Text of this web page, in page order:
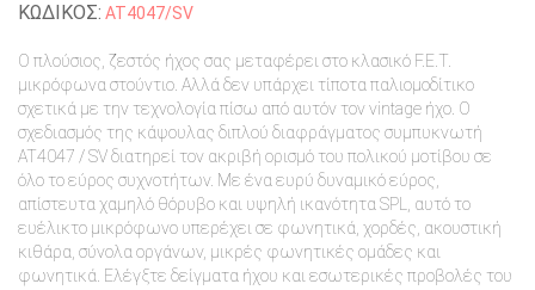
ΚΩΔΙΚΟΣ: AT4047/SV
Ο πλούσιος, ζεστός ήχος σας μεταφέρει στο κλασικό F.E.T.
μικρόφωνα στούντιο. Αλλά δεν υπάρχει τίποτα παλιομοδίτικο
σχετικά με την τεχνολογία πίσω από αυτόν τον vintage ήχο. Ο
σχεδιασμός της κάψουλας διπλού διαφράγματος συμπυκνωτή
AT4047 / SV διατηρεί τον ακριβή ορισμό του πολικού μοτίβου σε
όλο το εύρος συχνοτήτων. Με ένα ευρύ δυναμικό εύρος,
απίστευτα χαμηλό θόρυβο και υψηλή ικανότητα SPL, αυτό το
ευέλικτο μικρόφωνο υπερέχει σε φωνητικά, χορδές, ακουστική
κιθάρα, σύνολα οργάνων, μικρές φωνητικές ομάδες και
φωνητικά. Ελέγξτε δείγματα ήχου και εσωτερικές προβολές του